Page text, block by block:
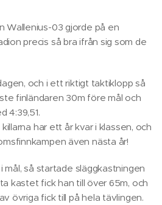
Wallenius-03 gjorde på en
precis så bra ifrån sig som de
och i ett riktigt taktiklopp så
finländaren 30m före mål och
4:39,51.
har ett år kvar i klassen, och
även nästa år!
så startade släggkastningen
kastet fick han till över 65m, och
övriga fick till på hela tävlingen.